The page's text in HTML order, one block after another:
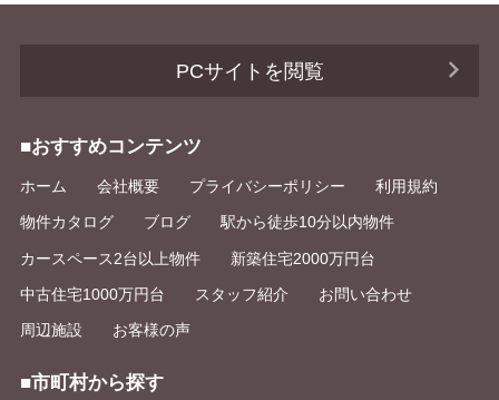
PCサイトを閲覧
■おすすめコンテンツ
ホーム 会社概要 プライバシーポリシー 利用規約
物件カタログ ブログ 駅から徒歩10分以内物件
カースペース2台以上物件 新築住宅2000万円台
中古住宅1000万円台 スタッフ紹介 お問い合わせ
周辺施設 お客様の声
■市町村から探す